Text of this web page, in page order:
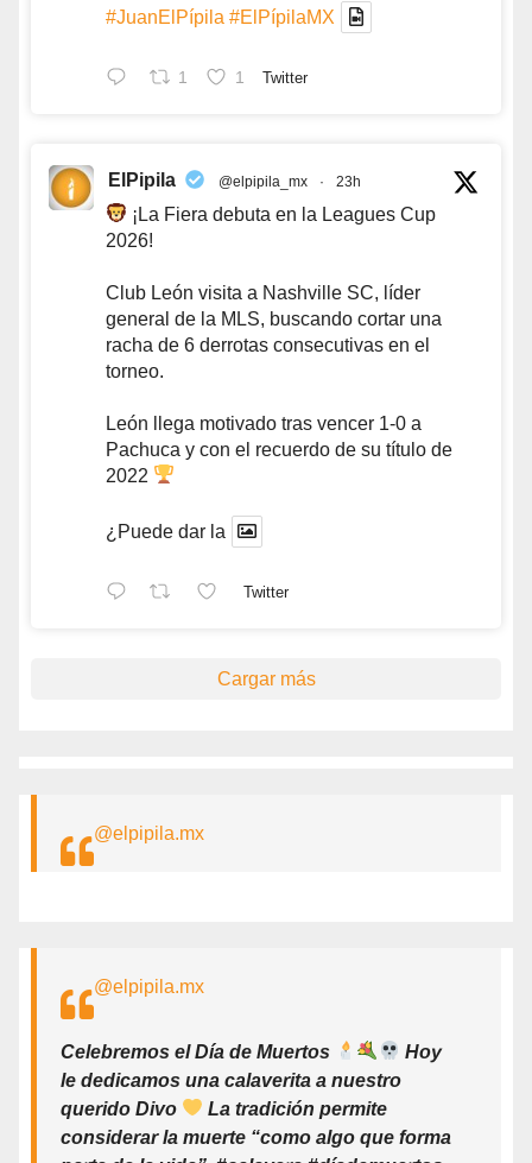
#JuanElPípila #ElPípilaMX
1 1 Twitter
ElPipila @elpipila_mx · 23h
¡La Fiera debuta en la Leagues Cup
2026!
Club León visita a Nashville SC, líder
general de la MLS, buscando cortar una
racha de 6 derrotas consecutivas en el
torneo.
León llega motivado tras vencer 1-0 a
Pachuca y con el recuerdo de su título de
2022
¿Puede dar la
Twitter
Cargar más
@elpipila.mx
@elpipila.mx
Celebremos el Día de Muertos
Hoy
le dedicamos una calaverita a nuestro
querido Divo
La tradición permite
considerar la muerte “como algo que forma